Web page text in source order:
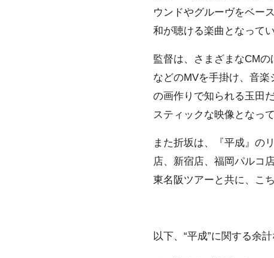
ウンドやグルーヴをベー
和が聴ける楽曲となってい
監督は、さまざまなCM
などのMVを手掛け、音
の画作りで知られる玉田
スティックな映像となって
また折坂は、『平成』の
店、新宿店、福岡パルコ
東名阪ツアーと共に、こ
以下、“平成”に関する余計